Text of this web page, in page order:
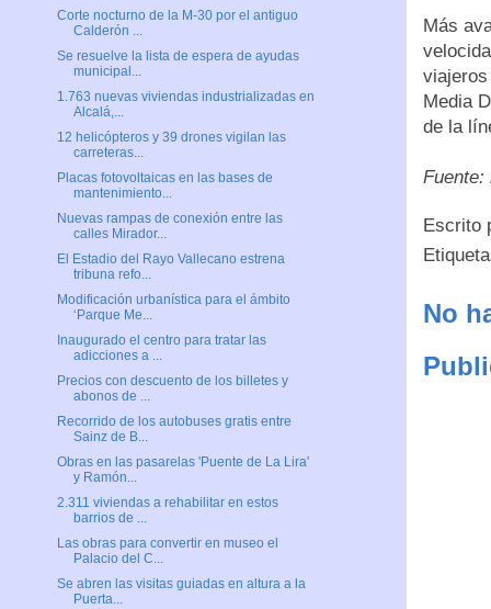
Más
Media
de la
Fuente:
Escrito
No
Corte nocturno de la M-30 por el antiguo
Calderón ...
Se resuelve la lista de espera de ayudas
municipal...
1.763 nuevas viviendas industrializadas en
Alcalá,...
12 helicópteros y 39 drones vigilan las
carreteras...
Placas fotovoltaicas en las bases de
mantenimiento...
Nuevas rampas de conexión entre las
calles Mirador...
El Estadio del Rayo Vallecano estrena
tribuna refo...
Modificación urbanística para el ámbito
‘Parque Me...
Inaugurado el centro para tratar las
adicciones a ...
Precios con descuento de los billetes y
abonos de ...
Recorrido de los autobuses gratis entre
Sainz de B...
Obras en las pasarelas 'Puente de La Lira'
y Ramón...
2.311 viviendas a rehabilitar en estos
barrios de ...
Las obras para convertir en museo el
Palacio del C...
Se abren las visitas guiadas en altura a la
Puerta...